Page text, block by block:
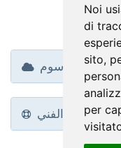
Noi
di
sito,
per
وسوم
الدعم الفني